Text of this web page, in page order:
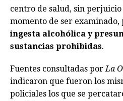
centro de salud, sin
momento de ser examinado,
ingesta alcohólica y
sustancias prohibidas.
Fuentes consultadas porLa
indicaron que fueron los
policiales los que se